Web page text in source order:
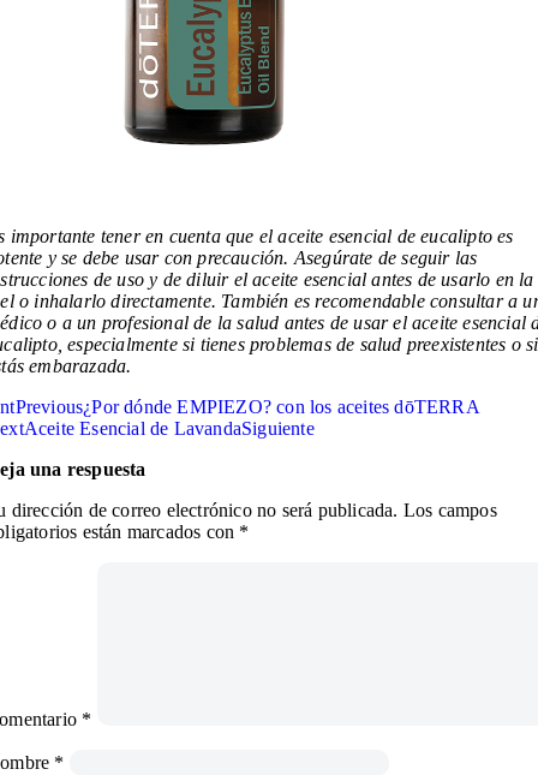
importante tener en cuenta que el aceite esencial de eucalipto es
y se debe usar con precaución. Asegúrate de seguir las
de uso y de diluir el aceite esencial antes de usarlo en la
o inhalarlo directamente. También es recomendable consultar a
o a un profesional de la salud antes de usar el aceite esencial
especialmente si tienes problemas de salud preexistentes o si
embarazada.
Previous¿Por dónde EMPIEZO? con los aceites dōTERRA
Aceite Esencial de LavandaSiguiente
una respuesta
dirección de correo electrónico no será publicada. Los campos
están marcados con *
*
*